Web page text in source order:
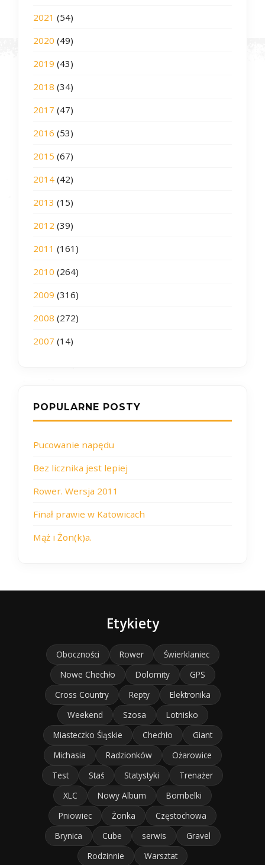
2021 (54)
2020 (49)
2019 (43)
2018 (34)
2017 (47)
2016 (53)
2015 (67)
2014 (42)
2013 (15)
2012 (39)
2011 (161)
2010 (264)
2009 (316)
2008 (272)
2007 (14)
POPULARNE POSTY
Pucowanie napędu
Bez licznika jest lepiej
Rower. Wersja 2011
Finał prawie w Katowicach
Mąż i Żon(k)a.
Etykiety
Oboczności Rower
Świerklaniec
Nowe Chechło
Dolomity
GPS
Cross Country
Repty
Elektronika
Weekend
Szosa
Lotnisko
Miasteczko Śląskie
Chechło
Giant
Michasia
Radzionków
Ożarowice
Test
Staś Statystyki
Trenażer
XLC
Nowy Album
Bombelki
Pniowiec
Żonka
Częstochowa
Brynica
Cube serwis
Gravel
Rodzinnie
Warsztat